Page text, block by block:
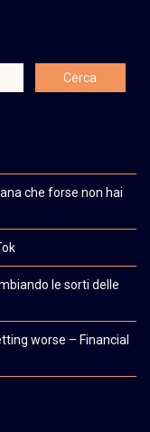
che forse non hai
le sorti delle
worse – Financial